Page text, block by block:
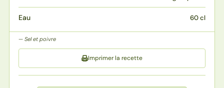
Eau 60 cl
Sel et poivre
Imprimer la recette